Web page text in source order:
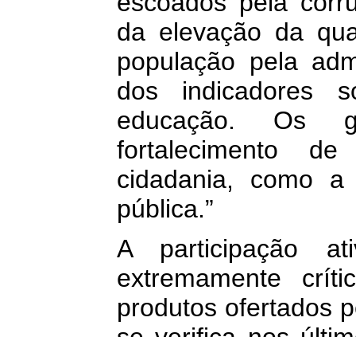
da elevação da
população pela
dos indicadores
educação. Os
fortalecimento
cidadania, como
pública.”
A participação
extremamente
produtos ofertados